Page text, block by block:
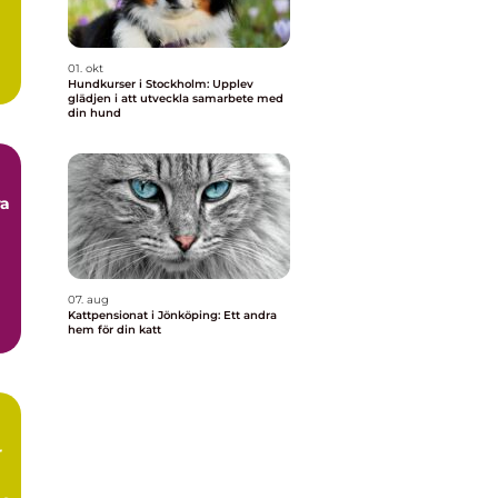
01. okt
Hundkurser i Stockholm: Upplev
glädjen i att utveckla samarbete med
din hund
07. aug
Kattpensionat i Jönköping: Ett andra
hem för din katt